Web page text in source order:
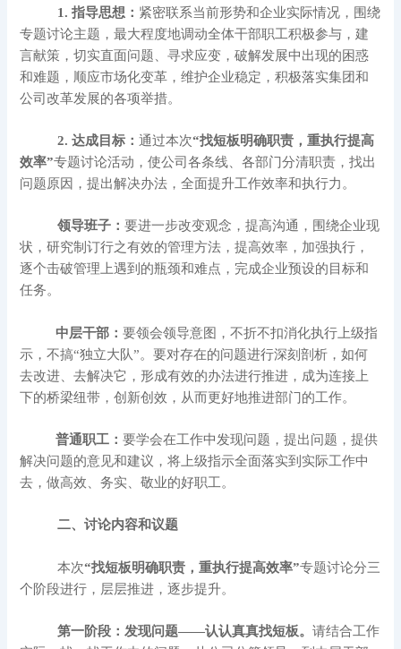
1. 指导思想： 紧密联系当前形势和企业实际情况，围绕
专题讨论主题，最大程度地调动全体干部职工积极参与，建
言献策，切实直面问题、寻求应变，破解发展中出现的困惑
和难题， 顺应市场化变革，维护企业稳定，积极落实集团和
公司改革发展的各项举措。
2. 达成目标：通过本次“找短板明确职责，重执行提高
效率”专题讨论活动，使公司各条线、各部门分清职责，找出
问题原因，提出解决办法，全面提升工作效率和执行力。
领导班子：要进一步改变观念，提高沟通，围绕企业现
状，研究制订行之有效的管理方法，提高效率，加强执行，
逐个击破管理上遇到的瓶颈和难点， 完成企业预设的目标和
任务。
中层干部：要领会领导意图，不折不扣消化执行上级指
示，不搞“独立大队”。要对存在的问题进行深刻剖析，如何
去改进、去解决它，形成有效的办法进行推进，成为连接上
下的桥梁纽带，创新创效，从而更好地推进部门的工作。
普通职工：要学会在工作中发现问题，提出问题，提供
解决问题的意见和建议，将上级指示全面落实到实际工作中
去，做高效、务实、敬业的好职工。
二、讨论内容和议题
本次“找短板明确职责，重执行提高效率”专题讨论分三
个阶段进行，层层推进，逐步提升。
第一阶段：发现问题——认认真真找短板。请结合工作